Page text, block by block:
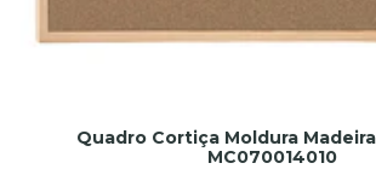
Quadro Cortiça Moldura
MC070014010